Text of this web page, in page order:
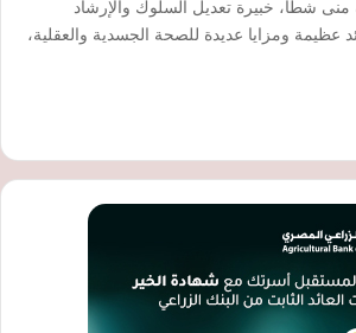
منى شطا، خبيرة تعديل السلوك والإرشاد
عظيمة ومزايا عديدة للصحة الجسدية والعقلية،